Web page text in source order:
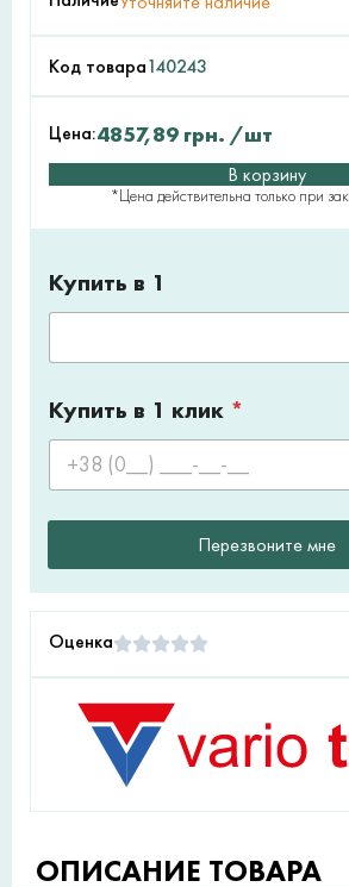
Код товара140243
Цена:4857,89 грн. /шт
В корзину
*Цена действительна только при
Купить в 1
Купить в 1 клик *
Перезвоните мне
Оценка
ОПИСАНИЕ ТОВАРА